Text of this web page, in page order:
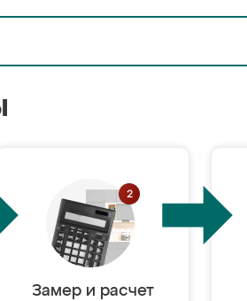
Замер и расчет